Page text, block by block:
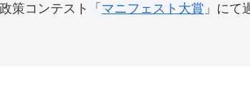
策コンテスト「 マニフェスト大賞 」にて